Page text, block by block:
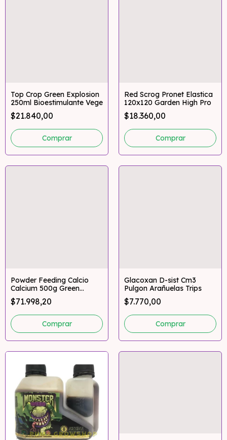
Top Crop Green Explosion
250ml Bioestimulante Vege
$21.840,00
Red Scrog Pronet Elastica
120x120 Garden High Pro
$18.360,00
Powder Feeding Calcio
Calcium 500g Green
House
$71.998,20
Glacoxan D-sist Cm3
Pulgon Arañuelas Trips
$7.770,00